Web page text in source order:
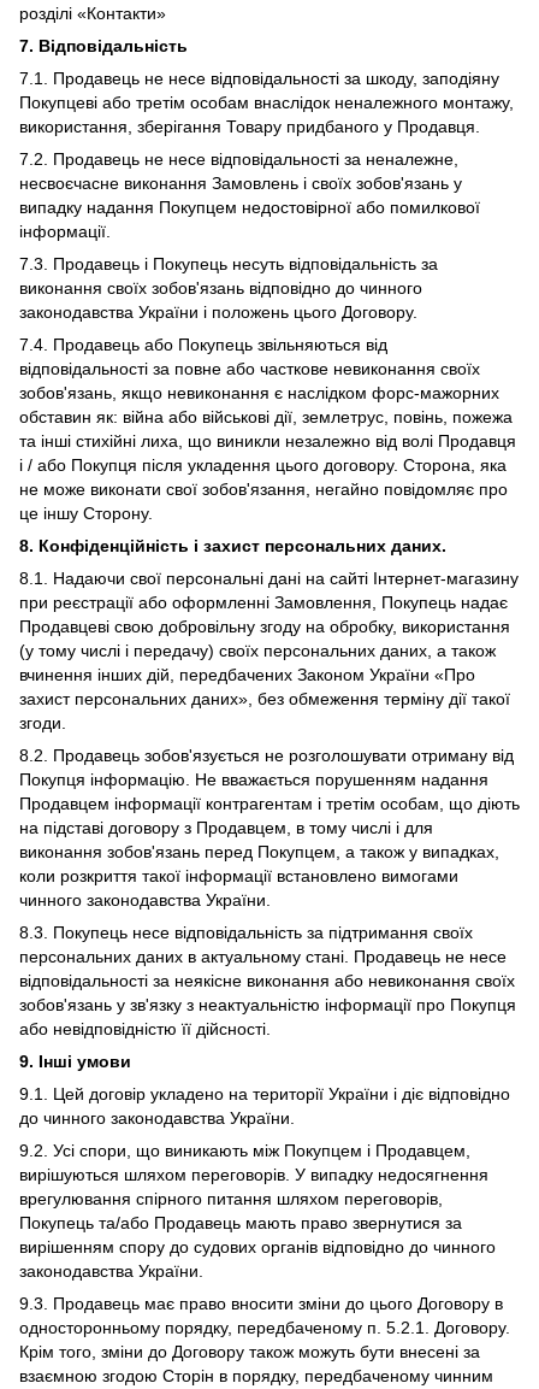
розділі «Контакти»
7. Відповідальність
7.1. Продавець не несе відповідальності за шкоду, заподіяну
Покупцеві або третім особам внаслідок неналежного монтажу,
використання, зберігання Товару придбаного у Продавця.
7.2. Продавець не несе відповідальності за неналежне,
несвоєчасне виконання Замовлень і своїх зобов'язань у
випадку надання Покупцем недостовірної або помилкової
інформації.
7.3. Продавець і Покупець несуть відповідальність за
виконання своїх зобов'язань відповідно до чинного
законодавства України і положень цього Договору.
7.4. Продавець або Покупець звільняються від
відповідальності за повне або часткове невиконання своїх
зобов'язань, якщо невиконання є наслідком форс-мажорних
обставин як: війна або військові дії, землетрус, повінь, пожежа
та інші стихійні лиха, що виникли незалежно від волі Продавця
і / або Покупця після укладення цього договору. Сторона, яка
не може виконати свої зобов'язання, негайно повідомляє про
це іншу Сторону.
8. Конфіденційність і захист персональних даних.
8.1. Надаючи свої персональні дані на сайті Інтернет-магазину
при реєстрації або оформленні Замовлення, Покупець надає
Продавцеві свою добровільну згоду на обробку, використання
(у тому числі і передачу) своїх персональних даних, а також
вчинення інших дій, передбачених Законом України «Про
захист персональних даних», без обмеження терміну дії такої
згоди.
8.2. Продавець зобов'язується не розголошувати отриману від
Покупця інформацію. Не вважається порушенням надання
Продавцем інформації контрагентам і третім особам, що діють
на підставі договору з Продавцем, в тому числі і для
виконання зобов'язань перед Покупцем, а також у випадках,
коли розкриття такої інформації встановлено вимогами
чинного законодавства України.
8.3. Покупець несе відповідальність за підтримання своїх
персональних даних в актуальному стані. Продавець не несе
відповідальності за неякісне виконання або невиконання своїх
зобов'язань у зв'язку з неактуальністю інформації про Покупця
або невідповідністю її дійсності.
9. Інші умови
9.1. Цей договір укладено на території України і діє відповідно
до чинного законодавства України.
9.2. Усі спори, що виникають між Покупцем і Продавцем,
вирішуються шляхом переговорів. У випадку недосягнення
врегулювання спірного питання шляхом переговорів,
Покупець та/або Продавець мають право звернутися за
вирішенням спору до судових органів відповідно до чинного
законодавства України.
9.3. Продавець має право вносити зміни до цього Договору в
односторонньому порядку, передбаченому п. 5.2.1. Договору.
Крім того, зміни до Договору також можуть бути внесені за
взаємною згодою Сторін в порядку, передбаченому чинним